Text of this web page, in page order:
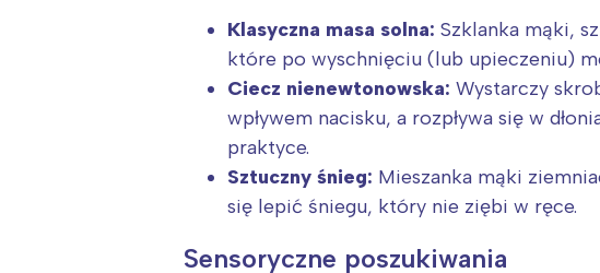
Klasyczna masa solna: Szklanka mąki,
które po wyschnięciu (lub upieczeniu)
Ciecz nienewtonowska: Wystarczy
wpływem nacisku, a rozpływa się w
praktyce.
Sztuczny śnieg: Mieszanka mąki
się lepić śniegu, który nie ziębi w ręce.
Sensoryczne poszukiwania
Łódź
Trójmiasto
Poznań
Wrocław